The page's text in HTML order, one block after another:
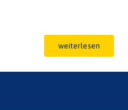
weiterlesen